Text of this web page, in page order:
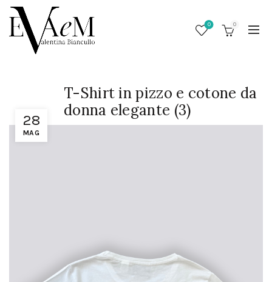
0 0
28
MAG
T-Shirt in pizzo e cotone da
donna elegante (3)